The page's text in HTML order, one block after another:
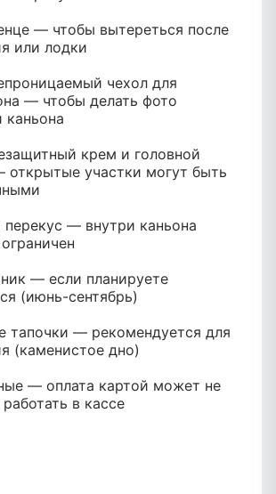
— чтобы вытереться после
или лодки
чехол для
— чтобы делать фото
каньона
крем и головной
открытые участки могут быть
— внутри каньона
— если планируете
(июнь-сентябрь)
тапочки — рекомендуется для
(каменистое дно)
— оплата картой может не
работать в кассе